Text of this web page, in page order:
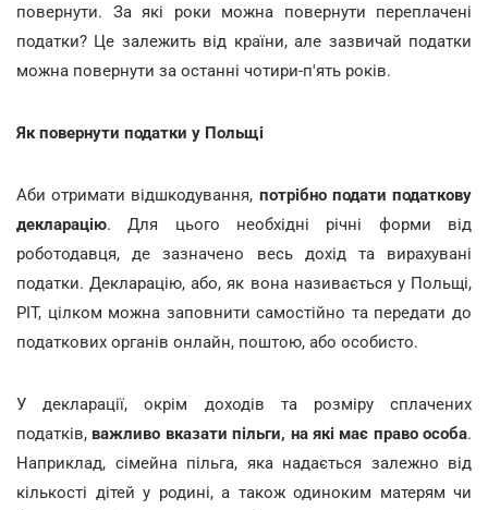
повернути. За які роки можна повернути переплачені
податки? Це залежить від країни, але зазвичай податки
можна повернути за останні чотири-п'ять років.
Як повернути податки у Польщі
Аби отримати відшкодування, потрібно подати податкову
декларацію. Для цього необхідні річні форми від
роботодавця, де зазначено весь дохід та вирахувані
податки. Декларацію, або, як вона називається у Польщі,
PIT, цілком можна заповнити самостійно та передати до
податкових органів онлайн, поштою, або особисто.
У декларації, окрім доходів та розміру сплачених
податків, важливо вказати пільги, на які має право особа.
Наприклад, сімейна пільга, яка надається залежно від
кількості дітей у родині, а також одиноким матерям чи